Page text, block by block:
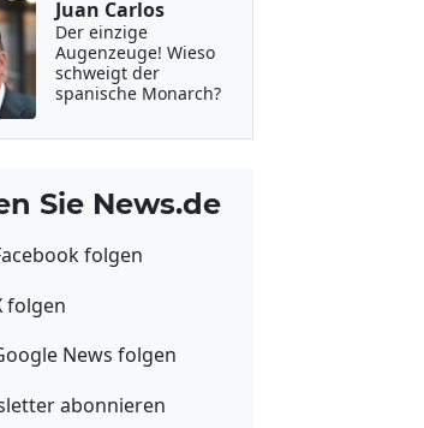
Juan Carlos
Der einzige
Augenzeuge! Wieso
schweigt der
spanische Monarch?
Sie News.de
folgen
folgen
News folgen
abonnieren